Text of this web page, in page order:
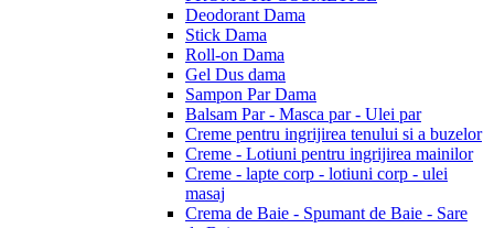
Deodorant Dama
Stick Dama
Roll-on Dama
Gel Dus dama
Sampon Par Dama
Balsam Par - Masca par - Ulei par
Creme pentru ingrijirea tenului si a buzelor
Creme - Lotiuni pentru ingrijirea mainilor
Creme - lapte corp - lotiuni corp - ulei
masaj
Crema de Baie - Spumant de Baie - Sare